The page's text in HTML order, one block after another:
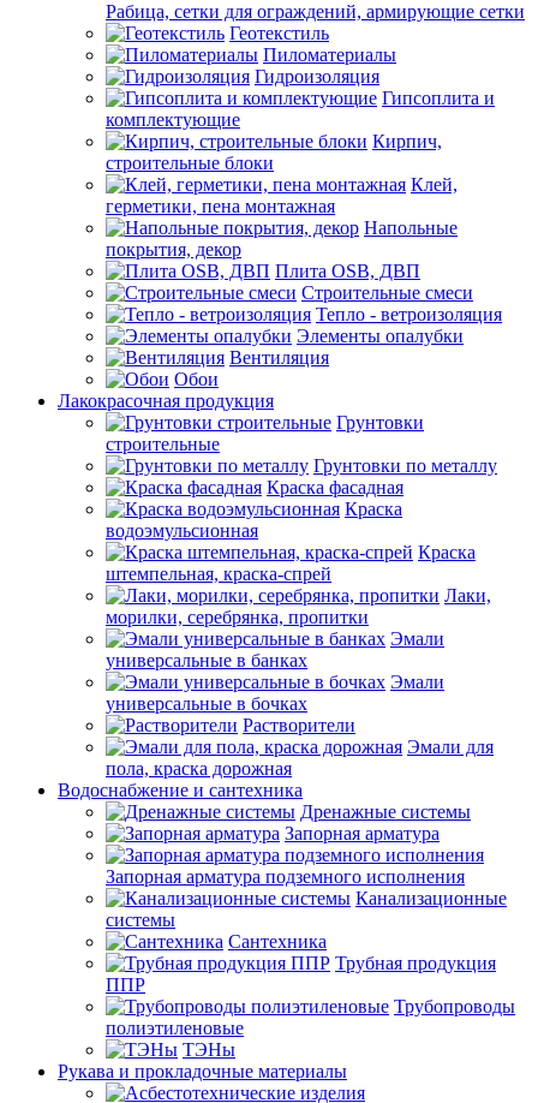
Рабица, сетки для ограждений, армирующие сетки
Геотекстиль
Пиломатериалы
Гидроизоляция
Гипсоплита и
комплектующие
Кирпич,
строительные блоки
Клей,
герметики, пена монтажная
Напольные
покрытия, декор
Плита OSB, ДВП
Строительные смеси
Тепло - ветроизоляция
Элементы опалубки
Вентиляция
Обои
Лакокрасочная продукция
Грунтовки
строительные
Грунтовки по металлу
Краска фасадная
Краска
водоэмульсионная
Краска
штемпельная, краска-спрей
Лаки,
морилки, серебрянка, пропитки
Эмали
универсальные в банках
Эмали
универсальные в бочках
Растворители
Эмали для
пола, краска дорожная
Водоснабжение и сантехника
Дренажные системы
Запорная арматура
Запорная арматура подземного исполнения
Канализационные
системы
Сантехника
Трубная продукция
ППР
Трубопроводы
полиэтиленовые
ТЭНы
Рукава и прокладочные материалы